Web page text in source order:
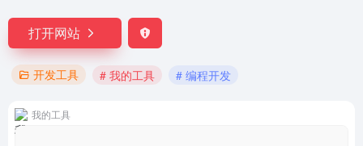
打开网站
开发工具 # 我的工具 # 编程开发
我的工具